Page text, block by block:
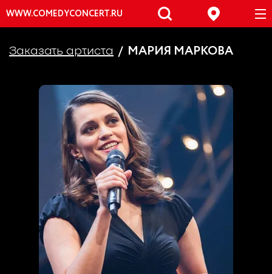
WWW.COMEDYCONCERT.RU
Заказать артиста МАРИЯ МАРКОВА